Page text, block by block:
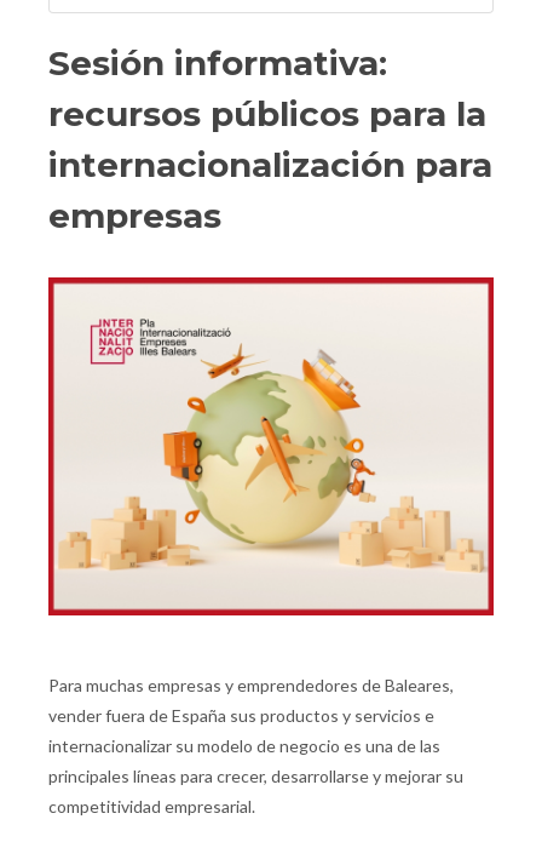
Sesión informativa:
recursos públicos para la
internacionalización para
empresas
Para muchas empresas y emprendedores de Baleares,
vender fuera de España sus productos y servicios e
internacionalizar su modelo de negocio es una de las
principales líneas para crecer, desarrollarse y mejorar su
competitividad empresarial.